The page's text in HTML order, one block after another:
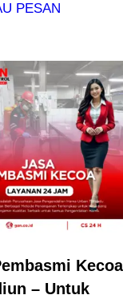
PESAN
Kecoa
– Untuk